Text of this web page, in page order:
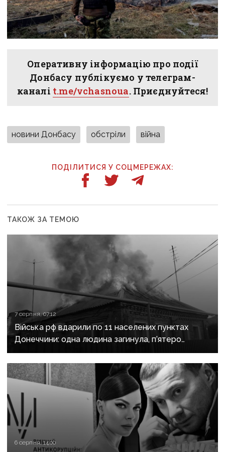
Оперативну інформацію про події
Донбасу публікуємо у телеграм-
каналі t.me/vchasnoua. Приєднуйтеся!
новини Донбасу обстріли війна
ПОДІЛИТИСЯ У СОЦМЕРЕЖАХ:
ТАКОЖ ЗА ТЕМОЮ
7 серпня, 07:12
Війська рф вдарили по 11 населених пунктах
Донеччини: одна людина загинула, п’ятеро
поранені
6 серпня, 14:00